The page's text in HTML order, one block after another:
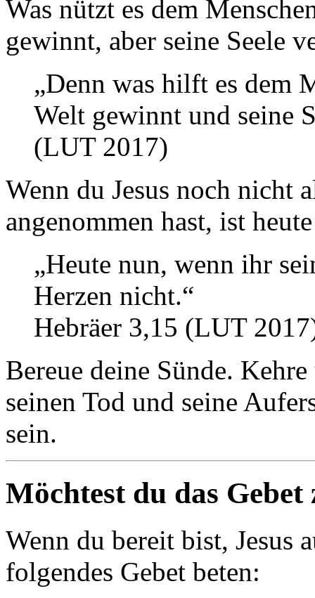
Was nützt es dem
gewinnt, aber seine Seele
„Denn was hilft es dem
Welt gewinnt und seine
(LUT 2017)
Wenn du Jesus noch nicht
angenommen hast, ist
„Heute nun, wenn ihr
Herzen nicht.“
Hebräer 3,15 (LUT
Bereue deine Sünde.
seinen Tod und seine
sein.
Möchtest du das
Wenn du bereit bist, Jesus
folgendes Gebet beten: